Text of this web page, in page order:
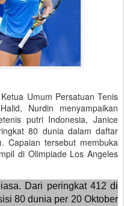
Umum Persatuan Tenis
Nurdin menyampaikan
putri Indonesia, Janice
80 dunia dalam daftar
Capaian tersebut membuka
di Olimpiade Los Angeles
Dari peringkat 412 di
80 dunia per 20 Oktober